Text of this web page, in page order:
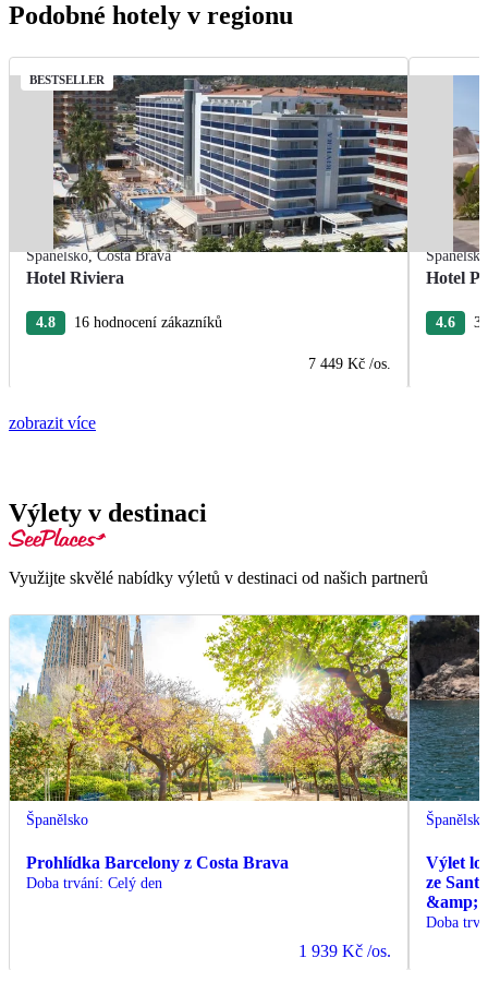
Podobné hotely v regionu
BESTSELLER
Španělsko,Costa Brava
Hotel Riviera
4.8 16 hodnocení zákazníků
7 449 Kč /os.
Španělsko
Hotel
4.6
zobrazit více
Výlety v destinaci
Využijte skvělé nabídky výletů v destinaci od našich partnerů
Španělsko
Prohlídka Barcelony z Costa Brava
Doba trvání: Celý den
1 939 Kč /os.
Španělsko
Výlet
ze
&amp;
Doba